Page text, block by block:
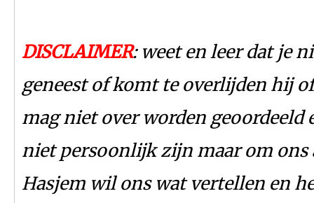
DISCLAIMER: weet en leer dat je
geneest of komt te overlijden hij
mag niet over worden geoordeeld
niet persoonlijk zijn maar om ons
Hasjem wil ons wat vertellen en